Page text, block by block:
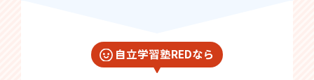
自立学習塾REDなら